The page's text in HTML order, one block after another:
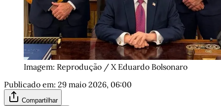
Imagem: Reprodução / X Eduardo Bolsonaro
Publicado em: 29 maio 2026, 06:00
Compartilhar